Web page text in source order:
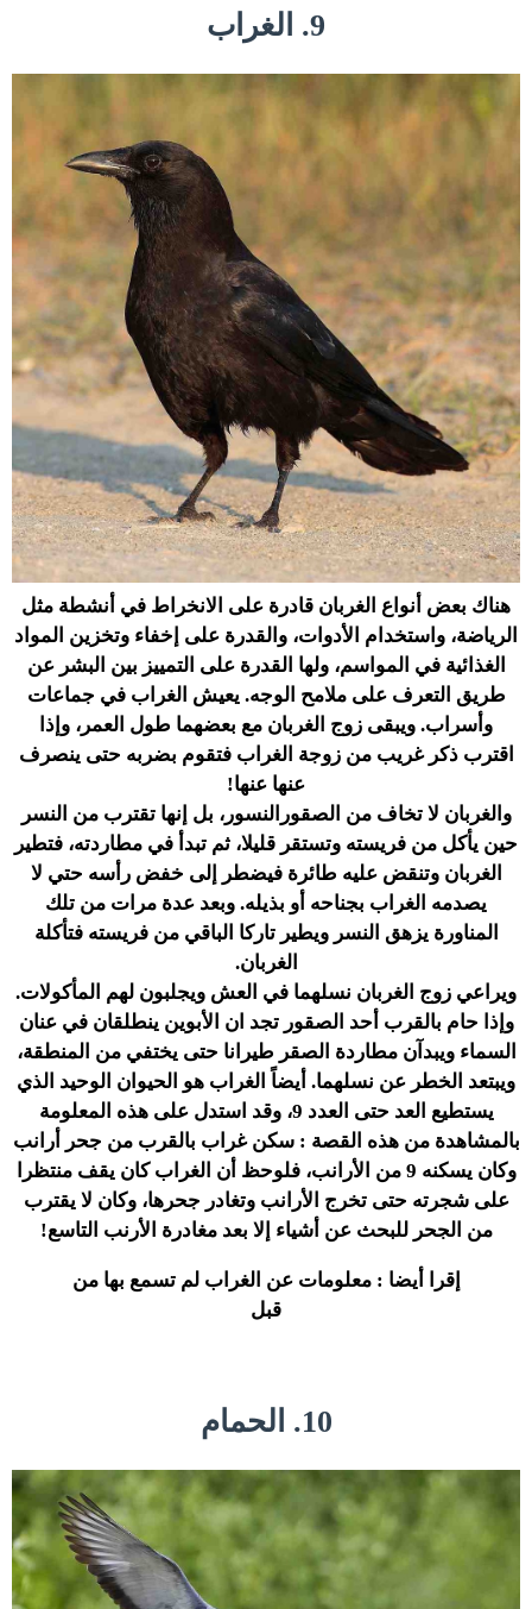
9. الغراب
هناك بعض أنواع الغربان قادرة على الانخراط في أنشطة مثل
الرياضة، واستخدام الأدوات، والقدرة على إخفاء وتخزين المواد
الغذائية في المواسم، ولها القدرة على التمييز بين البشر عن
طريق التعرف على ملامح الوجه. يعيش الغراب في جماعات
وأسراب. ويبقى زوج الغربان مع بعضهما طول العمر، وإذا
اقترب ذكر غريب من زوجة الغراب فتقوم بضربه حتى ينصرف
عنها عنها!
والغربان لا تخاف من الصقورالنسور، بل إنها تقترب من النسر
حين يأكل من فريسته وتستقر قليلا، ثم تبدأ في مطاردته، فتطير
الغربان وتنقض عليه طائرة فيضطر إلى خفض رأسه حتي لا
يصدمه الغراب بجناحه أو بذيله. وبعد عدة مرات من تلك
المناورة يزهق النسر ويطير تاركا الباقي من فريسته فتأكلة
الغربان.
ويراعي زوج الغربان نسلهما في العش ويجلبون لهم المأكولات.
وإذا حام بالقرب أحد الصقور تجد ان الأبوين ينطلقان في عنان
السماء ويبدآن مطاردة الصقر طيرانا حتى يختفي من المنطقة،
ويبتعد الخطر عن نسلهما. أيضاً الغراب هو الحيوان الوحيد الذي
يستطيع العد حتى العدد 9، وقد استدل على هذه المعلومة
بالمشاهدة من هذه القصة : سكن غراب بالقرب من جحر أرانب
وكان يسكنه 9 من الأرانب، فلوحظ أن الغراب كان يقف منتظرا
على شجرته حتى تخرج الأرانب وتغادر جحرها، وكان لا يقترب
من الجحر للبحث عن أشياء إلا بعد مغادرة الأرنب التاسع!
إقرا أيضا : معلومات عن الغراب لم تسمع بها من
قبل
10. الحمام